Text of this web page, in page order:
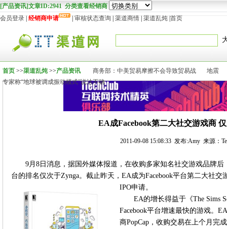
[产品资讯]文章ID:2941 分类查看经销商
会员登录 经销商申请 审核状态查询 渠道商情 渠道乱炖 首页
首页 >>渠道乱炖>>产品资讯 商务部：中美贸易摩擦不会导致贸易战
地震
专家称“地球被调成振动模式”说法不确
EA成Facebook第二大社交游戏商
2011-09-08 15:08:33 发布:Amy 来源：
9月8日消息，据国外媒体报道，在收购多家知名社交游戏品牌后
台的排名仅次于Zynga。截止昨天，EA成为Facebook平台第二大社
IPO申请。
EA的增长得益于《The Sims
Facebook平台增速最快的游戏。
商PopCap，收购交易在上个月完